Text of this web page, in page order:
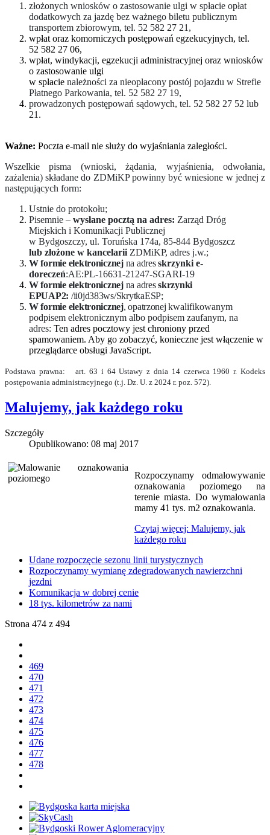
złożonych wniosków o zastosowanie ulgi w spłacie opłat
dodatkowych za jazdę bez ważnego biletu publicznym
transportem zbiorowym, tel. 52 582 27 21,
wpłat oraz komorniczych postępowań egzekucyjnych, tel.
52 582 27 06,
wpłat, windykacji, egzekucji administracyjnej oraz wniosków
o zastosowanie ulgi
w spłacie należności za nieopłacony postój pojazdu w Strefie
Płatnego Parkowania, tel. 52 582 27 19,
prowadzonych postępowań sądowych, tel. 52 582 27 52 lub
21.
Ważne: Poczta e-mail nie służy do wyjaśniania zaległości.
Wszelkie pisma (wnioski, żądania, wyjaśnienia, odwołania,
zażalenia) składane do ZDMiKP powinny być wniesione w jednej z
następujących form:
Ustnie do protokołu;
Pisemnie – wysłane pocztą na adres: Zarząd Dróg
Miejskich i Komunikacji Publicznej
w Bydgoszczy, ul. Toruńska 174a, 85-844 Bydgoszcz
lub złożone w kancelarii ZDMiKP, adres j.w.;
W formie elektronicznejna adresskrzynki e-
doreczeń:AE:PL-16631-21247-SGARI-19
W formie elektronicznejna adresskrzynki
EPUAP2: /ii0jd383ws/SkrytkaESP;
W formie elektronicznej, opatrzonejkwalifikowanym
podpisem elektronicznym albo podpisem zaufanym, na
adres: Ten adres pocztowy jest chroniony przed
spamowaniem. Aby go zobaczyć, konieczne jest włączenie w
przeglądarce obsługi JavaScript.
Podstawa prawna: art. 63 i 64 Ustawy z dnia 14 czerwca 1960 r. Kodeks
postępowania administracyjnego (t.j. Dz. U. z 2024 r. poz. 572).
Malujemy, jak każdego roku
Szczegóły
Opublikowano: 08 maj 2017
Rozpoczynamy odmalowywanie
oznakowania poziomego na
terenie miasta. Do wymalowania
mamy 41 tys. m2 oznakowania.
Czytaj więcej: Malujemy, jak
każdego roku
Udane rozpoczęcie sezonu linii turystycznych
Rozpoczynamy wymianę zdegradowanych nawierzchni
jezdni
Komunikacja w dobrej cenie
18 tys. kilometrów za nami
Strona 474 z 494
469
470
471
472
473
474
475
476
477
478